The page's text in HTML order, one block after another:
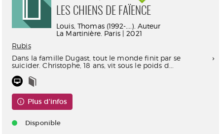
LES CHIENS DE FAÏENCE
Louis, Thomas (1992-....). Auteur
La Martinière. Paris | 2021
Rubis
Dans la famille Dugast, tout le monde finit par se
suicider. Christophe, 18 ans, vit sous le poids d...
Plus d'infos
Disponible